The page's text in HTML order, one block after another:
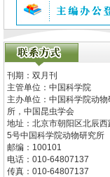
刊期：双月刊
主管单位： 中国科学院
主办单位： 中国科学院动物
所，中国昆虫学会
地址： 北京市朝阳区北辰
5号中国科学院动物研究所
邮编： 100101
电话： 010-64807137
传真： 010-64807137